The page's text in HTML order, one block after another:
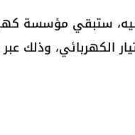
ستبقي مؤسسة
الكهربائي، وذلك